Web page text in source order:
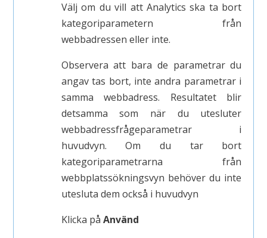
Välj om du vill att Analytics ska ta bort
kategoriparametern från
webbadressen eller inte.
Observera att bara de parametrar du
angav tas bort, inte andra parametrar i
samma webbadress. Resultatet blir
detsamma som när du utesluter
webbadressfrågeparametrar i
huvudvyn. Om du tar bort
kategoriparametrarna från
webbplatssökningsvyn behöver du inte
utesluta dem också i huvudvyn
Klicka på Använd